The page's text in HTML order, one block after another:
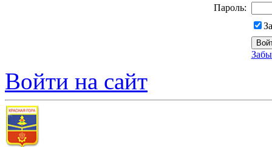
Пароль:
Войти на сайт